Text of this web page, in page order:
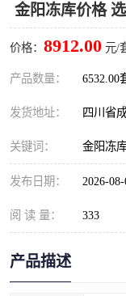
金阳冻库价格
价格： 8912.00 元/
产品数量： 6532.00
发货地址： 四川省
关键词： 金阳冻
发布日期： 2026-
阅 读 量： 333
产品描述